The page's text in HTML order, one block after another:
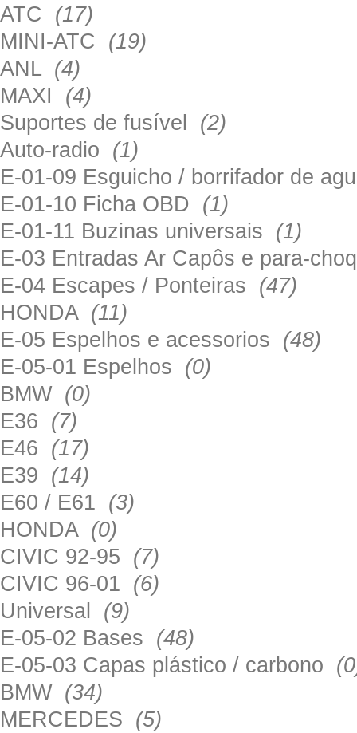
ATC (17)
MINI-ATC (19)
ANL (4)
MAXI (4)
Suportes de fusível (2)
Auto-radio (1)
E-01-09 Esguicho / borrifador de
E-01-10 Ficha OBD (1)
E-01-11 Buzinas universais (1)
E-03 Entradas Ar Capôs e para-
E-04 Escapes / Ponteiras (47)
HONDA (11)
E-05 Espelhos e acessorios (48)
E-05-01 Espelhos (0)
BMW (0)
E36 (7)
E46 (17)
E39 (14)
E60 / E61 (3)
HONDA (0)
CIVIC 92-95 (7)
CIVIC 96-01 (6)
Universal (9)
E-05-02 Bases (48)
E-05-03 Capas plástico / carbono
BMW (34)
MERCEDES (5)